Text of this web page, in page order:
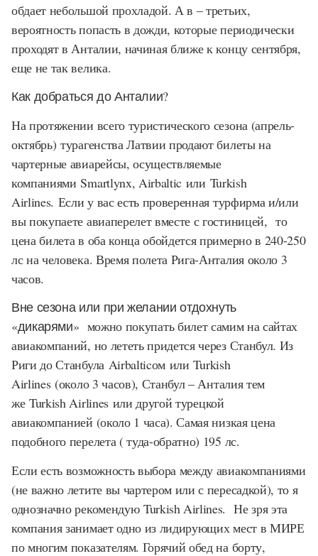
обдает небольшой прохладой. А в – третьих,
вероятность попасть в дожди, которые периодически
проходят в Анталии, начиная ближе к концу сентября,
еще не так велика.
Как добраться до Анталии?
На протяжении всего туристического сезона (апрель-
октябрь) турагенства Латвии продают билеты на
чартерные авиарейсы, осуществляемые
компаниямиSmartlynx, Airbaltic или Turkish
Airlines. Если у вас есть проверенная турфирма и/или
вы покупаете авиаперелет вместе с гостиницей, то
цена билета в оба конца обойдется примерно в 240-250
лс на человека. Время полета Рига-Анталия около 3
часов.
Вне сезона или при желании отдохнуть
«дикарями» можно покупать билет самим на сайтах
авиакомпаний, но лететь придется через Станбул. Из
Риги до Станбула Airbalticом илиTurkish
Airlines(около 3 часов), Станбул – Анталия тем
жеTurkish Airlines или другой турецкой
авиакомпанией (около 1 часа). Самая низкая цена
подобного перелета ( туда-обратно) 195 лс.
Если есть возможность выбора между авиакомпаниями
(не важно летите вы чартером или с пересадкой), то я
однозначно рекомендую Turkish Airlines. Не зря эта
компания занимает одно из лидирующих мест в МИРЕ
по многим показателям. Горячий обед на борту,